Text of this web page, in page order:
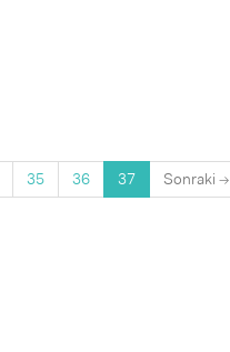
35 36 37(current)Sonraki →